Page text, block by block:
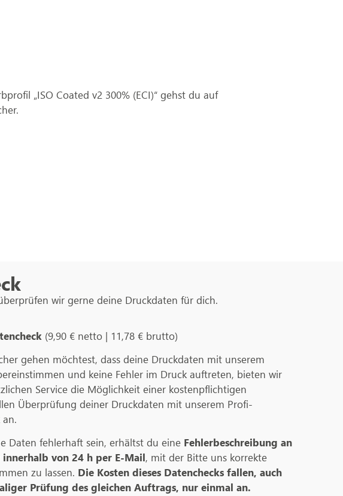
„ISO Coated v2 300% (ECI)“ gehst du auf
wir gerne deine Druckdaten für dich.
(9,90 € netto | 11,78 € brutto)
gehen möchtest, dass deine Druckdaten mit unserem
und keine Fehler im Druck auftreten, bieten wir
Service die Möglichkeit einer kostenpflichtigen
Überprüfung deiner Druckdaten mit unserem Profi-
Daten fehlerhaft sein, erhältst du eine Fehlerbeschreibung an
von 24 h per E-Mail, mit der Bitte uns korrekte
zu lassen. Die Kosten dieses Datenchecks fallen, auch
Prüfung des gleichen Auftrags, nur einmal an.